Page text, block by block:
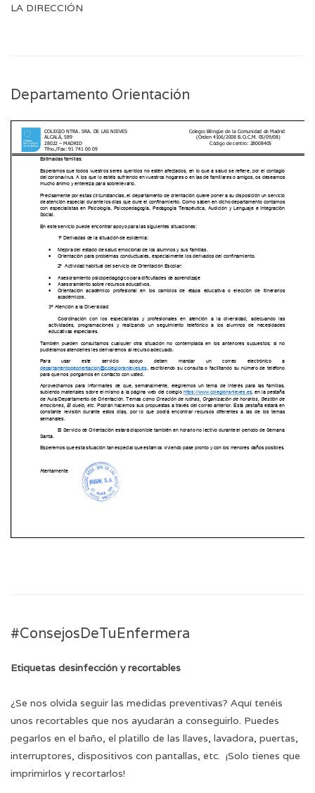
LA DIRECCIÓN
Departamento Orientación
#ConsejosDeTuEnfermera
Etiquetas desinfección y recortables
¿Se nos olvida seguir las medidas preventivas? Aquí tenéis
unos recortables que nos ayudarán a conseguirlo. Puedes
pegarlos en el baño, el platillo de las llaves, lavadora, puertas,
interruptores, dispositivos con pantallas, etc. ¡Solo tienes que
imprimirlos y recortarlos!